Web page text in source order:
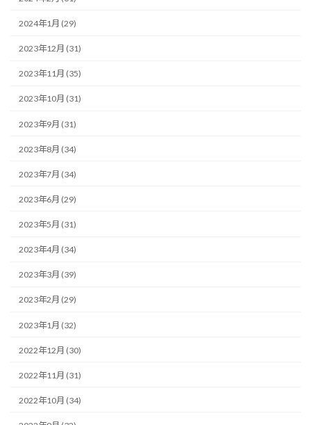
2024年1月 (29)
2023年12月 (31)
2023年11月 (35)
2023年10月 (31)
2023年9月 (31)
2023年8月 (34)
2023年7月 (34)
2023年6月 (29)
2023年5月 (31)
2023年4月 (34)
2023年3月 (39)
2023年2月 (29)
2023年1月 (32)
2022年12月 (30)
2022年11月 (31)
2022年10月 (34)